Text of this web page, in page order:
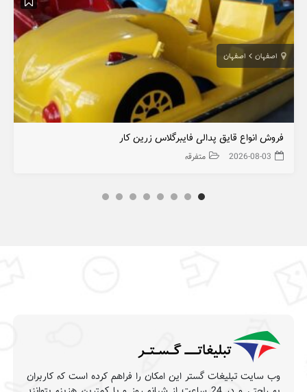
اصفهان
قایق پدالی فایبرگلاس زرین کار
2026- متفرقه
البرز
تبلیغات گستر این امکان را فراهم کرده است که کاربران